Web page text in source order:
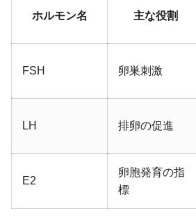
ホルモン名 主な役割
FSH 卵巣刺激
LH 排卵の促進
E2
卵胞発育の指
標